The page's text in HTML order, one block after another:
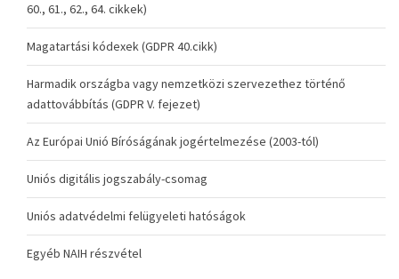
60., 61., 62., 64. cikkek)
Magatartási kódexek (GDPR 40.cikk)
Harmadik országba vagy nemzetközi szervezethez történő
adattovábbítás (GDPR V. fejezet)
Az Európai Unió Bíróságának jogértelmezése (2003-tól)
Uniós digitális jogszabály-csomag
Uniós adatvédelmi felügyeleti hatóságok
Egyéb NAIH részvétel